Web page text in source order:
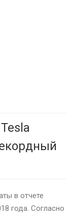
в отчете
года. Согласно